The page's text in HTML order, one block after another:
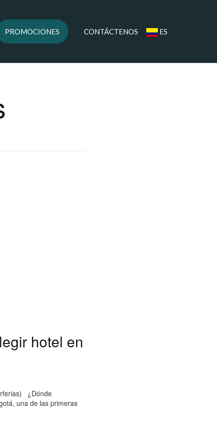
PROMOCIONES CONTÁCTENOS ES
hotel en
¿Dónde
una de las primeras